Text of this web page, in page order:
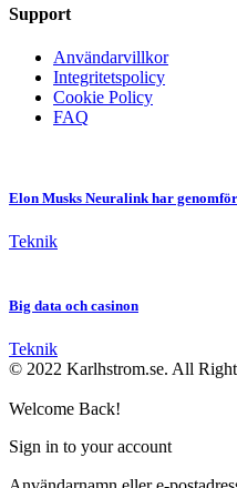
Support
Användarvillkor
Integritetspolicy
Cookie Policy
FAQ
Elon Musks Neuralink har
Teknik
Big data och casinon
Teknik
© 2022 Karlhstrom.se. All
Welcome Back!
Sign in to your account